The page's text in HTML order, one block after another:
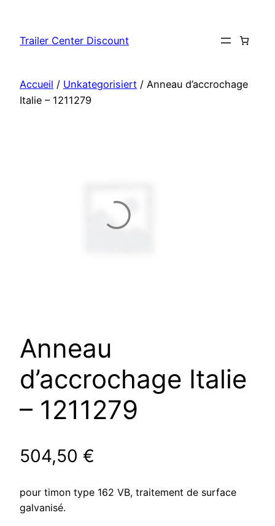
contenu
Trailer Center Discount
Accueil / Unkategorisiert / Anneau d’accrochage
Italie – 1211279
Anneau
d’accrochage Italie
– 1211279
504,50 €
pour timon type 162 VB, traitement de surface
galvanisé.